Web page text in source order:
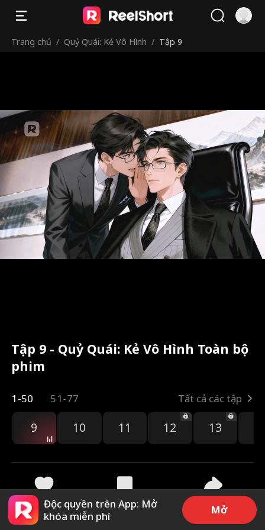
Trang chủ / Quỷ Quái: Kẻ Vô Hình / Tập 9
Tập 9 - Quỷ Quái: Kẻ Vô Hình Toàn bộ
phim
1-50 51-77 Tất cả các tập
9 10 11 12 13
89 943 Chia sẻ
Độc quyền trên App: Mở
khóa miễn phí
Mở